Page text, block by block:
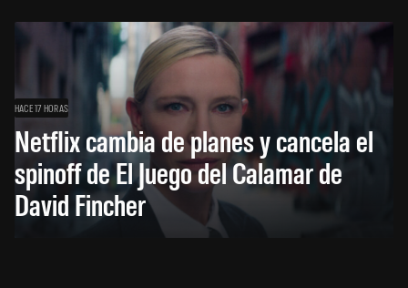
HACE 17 HORAS
Netflix cambia de planes y cancela el
spinoff de El Juego del Calamar de
David Fincher